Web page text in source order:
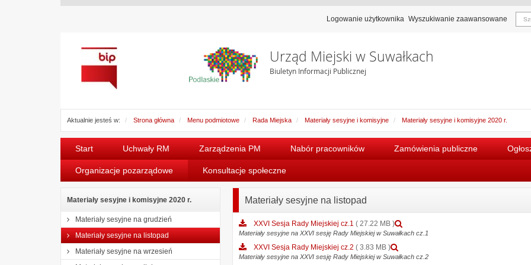
Logowanie użytkownika Wyszukiwanie zaawansowane
Urząd Miejski w Suwałkach
Biuletyn Informacji Publicznej
Aktualnie jesteś w: Strona główna Menu podmiotowe Rada Miejska Materiały sesyjne i komisyjne Materiały sesyjne i komisyjne 2020 r.
Start Uchwały RM Zarządzenia PM Nabór pracowników Zamówienia publiczne
Organizacje pozarządowe Konsultacje społeczne
Materiały sesyjne i komisyjne 2020 r.
Materiały sesyjne na grudzień
Materiały sesyjne na listopad
Materiały sesyjne na wrzesień
Materiały sesyjne na listopad
XXVI Sesja Rady Miejskiej cz.1 ( 27.22 MB )
załącznika
Sesja
Rady
Materiały sesyjne na XXVI sesję Rady Miejskiej w Suwałkach cz.1
XXVI Sesja Rady Miejskiej cz.2 ( 3.83 MB )
załącznika
Materiały sesyjne na XXVI sesję Rady Miejskiej w Suwałkach cz.2